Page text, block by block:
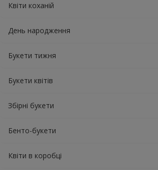
Квіти коханій
День народження
Букети тижня
Букети квітів
Збірні букети
Бенто-букети
Квіти в коробці